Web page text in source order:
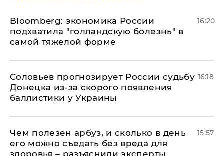
Bloomberg: экономика России
подхватила "голландскую болезнь" в
самой тяжелой форме
16:20
Соловьев прогнозирует России судьбу
Донецка из-за скорого появления
баллистики у Украины
16:18
Чем полезен арбуз, и сколько в день
его можно съедать без вреда для
здоровья – разъяснили эксперты
15:57